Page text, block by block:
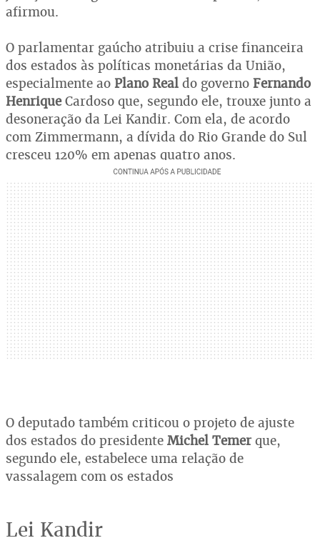
afirmou.
O parlamentar gaúcho atribuiu a crise financeira
dos estados às políticas monetárias da União,
especialmente ao Plano Real do governo Fernando
HenriqueCardoso que, segundo ele, trouxe junto a
desoneração da Lei Kandir. Com ela, de acordo
com Zimmermann, a dívida do Rio Grande do Sul
cresceu 120% em apenas quatro anos.
O deputado também criticou o projeto de ajuste
dos estados do presidente Michel Temer que,
segundo ele, estabelece uma relação de
vassalagem com os estados
Lei Kandir